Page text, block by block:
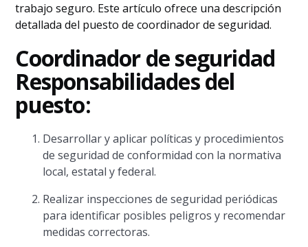
trabajo seguro. Este artículo ofrece una descripción
detallada del puesto de coordinador de seguridad.
Coordinador de seguridad
Responsabilidades del
puesto:
Desarrollar y aplicar políticas y procedimientos
de seguridad de conformidad con la normativa
local, estatal y federal.
Realizar inspecciones de seguridad periódicas
para identificar posibles peligros y recomendar
medidas correctoras.